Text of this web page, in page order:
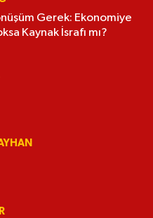
Gerek: Ekonomiye
Kaynak İsrafı mı?